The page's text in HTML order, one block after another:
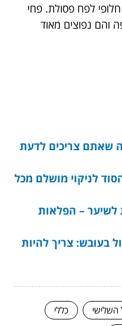
לפח פסולת. פחי
והם נפוצים מאוד
שאתם צריכים לדעת
לניקוי מושלם מכל
לשיער – הפלאות
בעובש: צריך להיות
השלישי
כללי